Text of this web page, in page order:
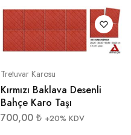
Tretuvar Karosu
Kırmızı Baklava Desenli
Bahçe Karo Taşı
700,00 ₺ +20% KDV